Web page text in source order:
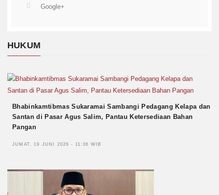
Google+
HUKUM
Bhabinkamtibmas Sukaramai Sambangi Pedagang Kelapa dan
Santan di Pasar Agus Salim, Pantau Ketersediaan Bahan
Pangan
JUMAT, 19 JUNI 2026 - 11:36 WIB